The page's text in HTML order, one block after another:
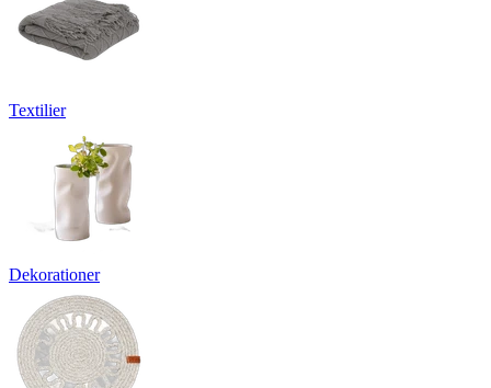
Textilier
Dekorationer